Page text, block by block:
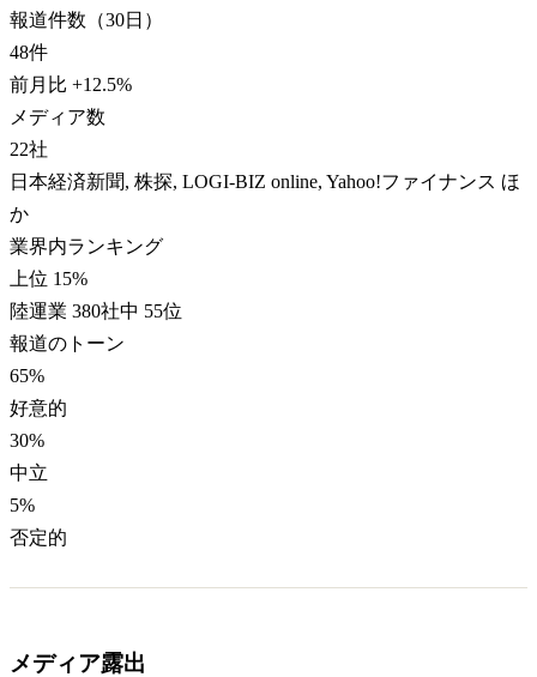
報道件数（30日）
48件
前月比 +12.5%
メディア数
22社
日本経済新聞, 株探, LOGI-BIZ online, Yahoo!ファイナンス ほ
か
業界内ランキング
上位 15%
陸運業 380社中 55位
報道のトーン
65%
好意的
30%
中立
5%
否定的
メディア露出